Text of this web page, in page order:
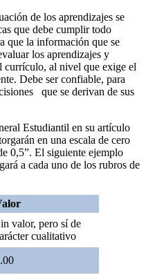
de los aprendizajes se
que debe cumplir todo
que la información que se
los aprendizajes y
currículo, al nivel que exige el
Debe ser confiable, para
que se derivan de sus
Estudiantil en su artículo
en una escala de cero
0,5”. El siguiente ejemplo
a cada uno de los rubros de
valor, pero sí de
cualitativo